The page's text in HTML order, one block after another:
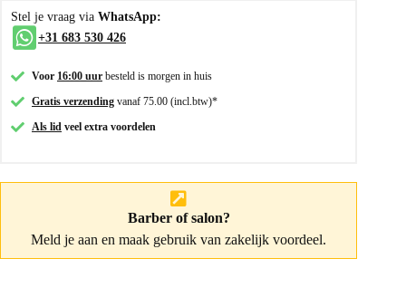
Stel je vraag via WhatsApp:
+31 683 530 426
Voor 16:00 uur besteld is morgen in huis
Gratis verzending vanaf 75.00 (incl.btw)*
Als lid veel extra voordelen
Barber of salon?
Meld je aan en maak gebruik van zakelijk voordeel.